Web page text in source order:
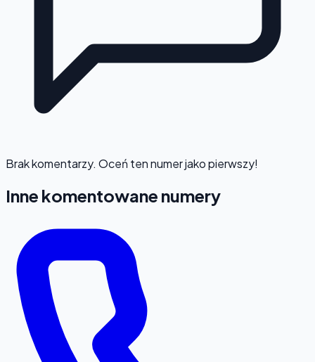
Brak komentarzy. Oceń ten numer jako pierwszy!
Inne komentowane numery